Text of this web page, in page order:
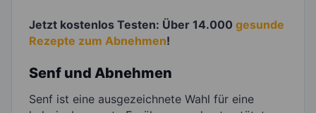
Jetzt kostenlos Testen: Über 14.000 gesunde
Rezepte zum Abnehmen!
Senf und Abnehmen
Senf ist eine ausgezeichnete Wahl für eine